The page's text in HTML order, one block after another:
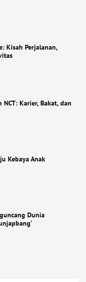
Kisah Perjalanan,
Karier, Bakat, dan
Kebaya Anak
Dunia